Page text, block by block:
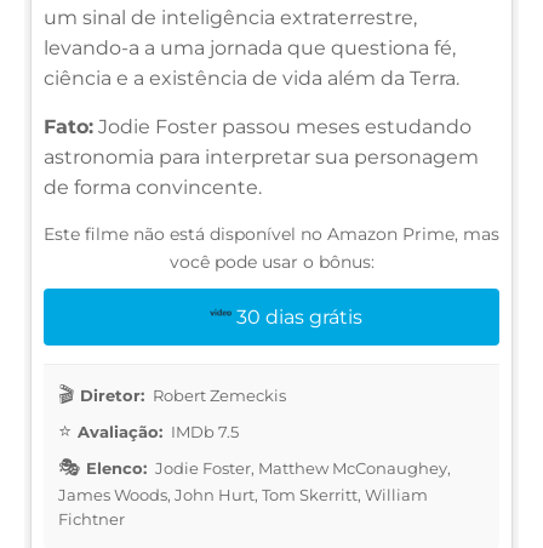
um sinal de inteligência extraterrestre,
levando-a a uma jornada que questiona fé,
ciência e a existência de vida além da Terra.
Fato: Jodie Foster passou meses estudando
astronomia para interpretar sua personagem
de forma convincente.
Este filme não está disponível no Amazon Prime, mas
você pode usar o bônus:
30 dias grátis
Diretor: Robert Zemeckis
Avaliação: IMDb 7.5
Elenco: Jodie Foster, Matthew McConaughey,
James Woods, John Hurt, Tom Skerritt, William
Fichtner